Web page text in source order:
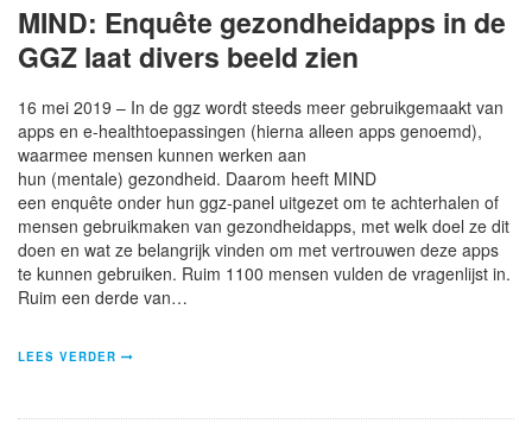
MIND: Enquête gezondheidapps in de
GGZ laat divers beeld zien
16 mei 2019 – In de ggz wordt steeds meer gebruikgemaakt van
apps en e-healthtoepassingen (hierna alleen apps genoemd),
waarmee mensen kunnen werken aan
hun (mentale) gezondheid. Daarom heeft MIND
een enquête onder hun ggz-panel uitgezet om te achterhalen of
mensen gebruikmaken van gezondheidapps, met welk doel ze dit
doen en wat ze belangrijk vinden om met vertrouwen deze apps
te kunnen gebruiken. Ruim 1100 mensen vulden de vragenlijst in.
Ruim een derde van…
LEES VERDER